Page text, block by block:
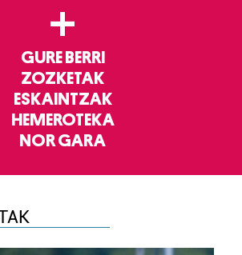
+
GURE BERRI
ZOZKETAK
ESKAINTZAK
HEMEROTEKA
NOR GARA